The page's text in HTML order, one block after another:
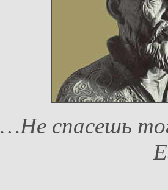
…Не спасешь